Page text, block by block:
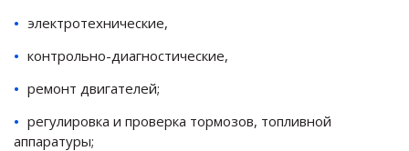
электротехнические,
контрольно-диагностические,
ремонт двигателей;
регулировка и проверка тормозов, топливной
аппаратуры;